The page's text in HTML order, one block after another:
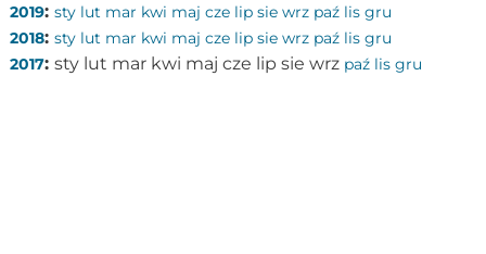
2019: sty lut mar kwi maj cze lip sie wrz paź lis gru
2018: sty lut mar kwi maj cze lip sie wrz paź lis gru
2017: sty lut mar kwi maj cze lip sie wrz paź lis gru